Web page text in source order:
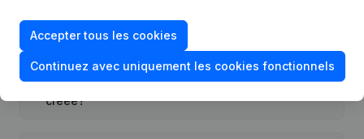
Quel est l'identifiant PEPPOL de Gooseberry?
Quand la société Gooseberry a-t-elle été
créée?
Accepter tous les cookies
Continuez avec uniquement les cookies fonctionnels